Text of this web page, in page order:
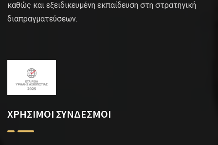
καθώς και εξειδικευμένη εκπαίδευση στη στρατηγική
διαπραγματεύσεων.
ΧΡΗΣΙΜΟΙ ΣΥΝΔΕΣΜΟΙ